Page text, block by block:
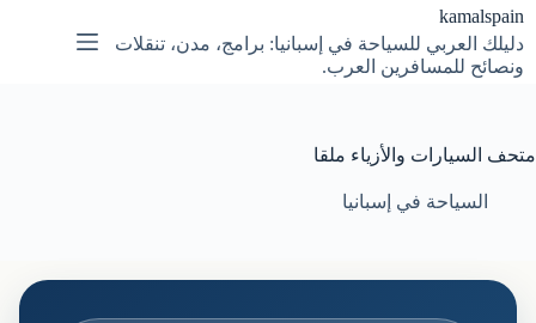
التجاوز
إلى
المحتوى
kamalspain
دليلك العربي للسياحة في إسبانيا: برامج، مدن، تنقلات
ونصائح للمسافرين العرب.
متحف السيارات والأزياء ملقا
السياحة في إسبانيا